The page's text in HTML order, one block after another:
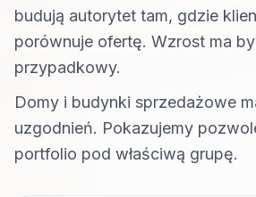
budują autorytet tam, gdzie
porównuje ofertę. Wzrost ma
przypadkowy.
Domy i budynki sprzedażowe
uzgodnień. Pokazujemy
portfolio pod właściwą grupę.